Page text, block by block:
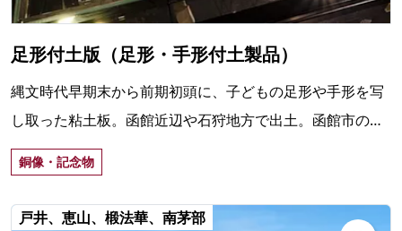
足形付土版（足形・手形付土製品）
縄文時代早期末から前期初頭に、子どもの足形や手形を写
し取った粘土板。函館近辺や石狩地方で出土。函館市の豊
原4遺跡の「足形・手形付土製品」は国の重要文化財。
銅像・記念物
戸井、恵山、椴法華、南茅部